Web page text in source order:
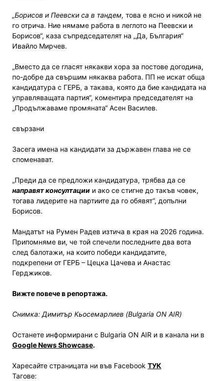
„Борисов и Пеевски са в тандем, това е ясно и никой не
го отрича. Ние нямаме работа в леглото на Пеевски и
Борисов“, каза съпредседателят на „Да, България“
Ивайло Мирчев.
„Вместо да се гласят някакви хора за постове догодина,
по-добре да свършим някаква работа. ПП не искат обща
кандидатура с ГЕРБ, а такава, която да бие кандидата на
управляващата партия“, коментира председателят на
„Продължаваме промяната“ Асен Василев.
свързани
Засега имена на кандидати за държавен глава не се
споменават.
„Преди да се предложи кандидатура, трябва да се
направят консултации и ако се стигне до такъв човек,
тогава лидерите на партиите да го обявят“, допълни
Борисов.
Мандатът на Румен Радев изтича в края на 2026 година.
Припомняме ви, че той спечели последните два вота
след балотажи, на които победи кандидатите,
подкрепени от ГЕРБ – Цецка Цачева и Анастас
Герджиков.
Вижте повече в репортажа.
Снимка: Димитър Кьосемарлиев (Bulgaria ON AIR)
Останете информирани с Bulgaria ON AIR и в канала ни в
Google News Showcase.
Харесайте страницата ни във Facebook ТУК
Тагове: